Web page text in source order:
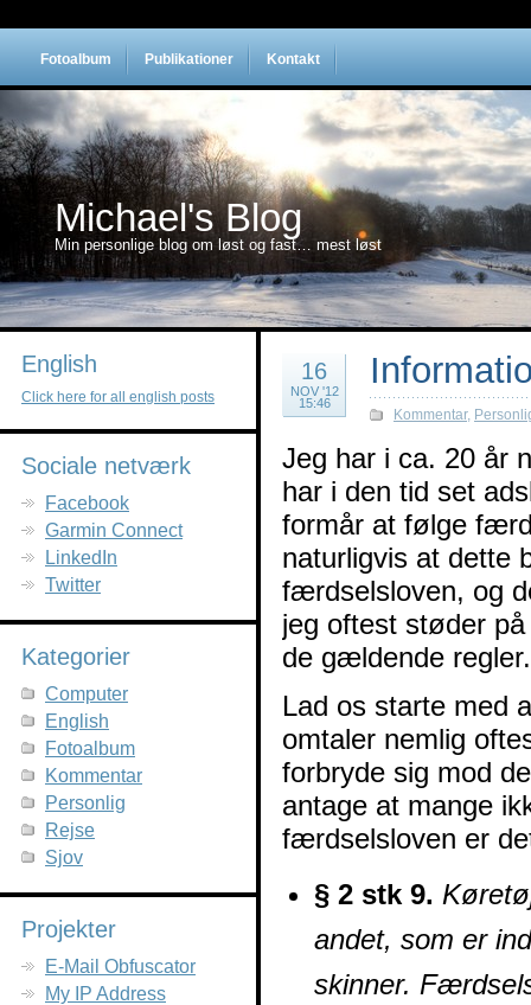
Fotoalbum Publikationer Kontakt
Michael's Blog
Min personlige blog om løst og fast… mest løst
English
Click here for all english posts
Sociale netværk
Facebook
Garmin Connect
LinkedIn
Twitter
Kategorier
Computer
English
Fotoalbum
Kommentar
Personlig
Rejse
Sjov
Projekter
E-Mail Obfuscator
My IP Address
16
NOV '12
15:46
Kommentar,
Jeg har i ca. 20 år
har i den tid set
formår at følge
naturligvis at dette
færdselsloven, og
jeg oftest støder
de gældende regler.
Lad os starte med
omtaler nemlig
forbryde sig mod
antage at mange
færdselsloven er
§ 2 stk 9.
andet, som er
skinner.